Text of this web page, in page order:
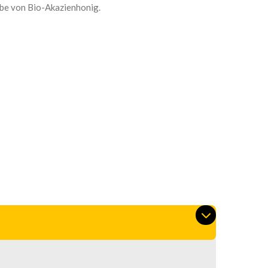
von Bio-Akazienhonig.